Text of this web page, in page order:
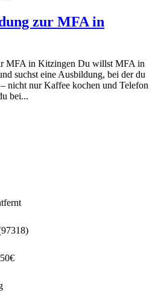
zur MFA in
MFA in Kitzingen Du willst MFA in
suchst eine Ausbildung, bei der du
nicht nur Kaffee kochen und Telefon
bei...
97318)